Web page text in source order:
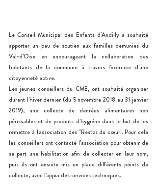
Le Conseil Municipal des Enfants d'Andilly a souhaité
apporter un peu de soutien aux familles démunies du
Val-d'Oise en encourageant la collaboration des
habitants de la commune à travers l'exercice d'une
citoyenneté active.
Les jeunes conseillers du CME, ont souhaité organiser
durant l'hiver dernier (du 5 novembre 2018 au 31 janvier
2019), une collecte de denrées alimentaires non
périssables et de produits d'hygiène dans le but de les
remettre à l'association des "Restos du cœur". Pour cela
les conseillers ont contacté l’association pour obtenir de
sa part une habilitation afin de collecter en leur nom,
puis ils ont ensuite mis en place différents points de
collecte, avec l'appui des services techniques.